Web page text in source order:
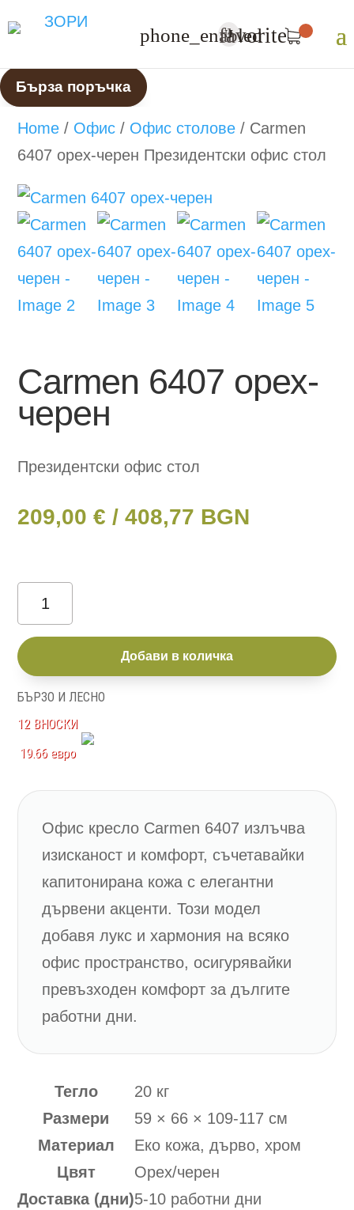
phone_enabled
favorite
U
Бърза поръчка
Home / Офис / Офис столове / Carmen
6407 орех-черен Президентски офис стол
Carmen 6407 орех-
черен
Президентски офис стол
209,00€ / 408,77 BGN
количество
за
Carmen
6407
орех-
черен
Добави в количка
БЪРЗО И ЛЕСНО
12 ВНОСКИ
19.66 евро
Офис кресло Carmen 6407 излъчва
изисканост и комфорт, съчетавайки
капитонирана кожа с елегантни
дървени акценти. Този модел
добавя лукс и хармония на всяко
офис пространство, осигурявайки
превъзходен комфорт за дългите
работни дни.
Тегло
20 кг
Размери
59 × 66 × 109-117 см
Материал
Еко кожа, дърво, хром
Цвят
Орех/черен
Доставка (дни)5-10 работни дни